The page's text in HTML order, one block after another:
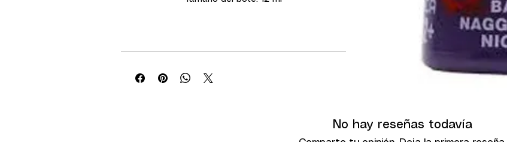
No hay reseñas todavía